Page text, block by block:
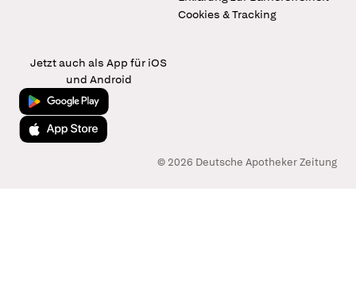
Cookies & Tracking
Jetzt auch als App für iOS
und Android
Jetzt bei Google Play
Laden im App Store
© 2026 Deutsche Apotheker Zeitung